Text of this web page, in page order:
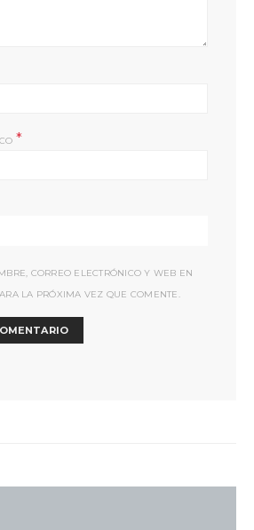
*
CORREO ELECTRÓNICO Y WEB EN
LA PRÓXIMA VEZ QUE COMENTE.